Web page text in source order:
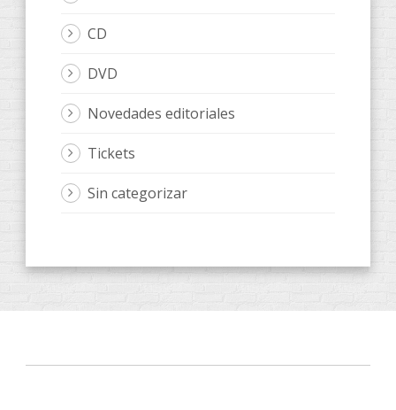
CD
DVD
Novedades editoriales
Tickets
Sin categorizar